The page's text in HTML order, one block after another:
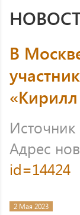
В
Адрес
id=14424
2 Мая 2023